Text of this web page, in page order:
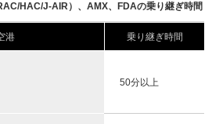
HAC/J-AIR）、AMX、FDAの乗り継ぎ時間
港 乗り継ぎ時間
50分以上